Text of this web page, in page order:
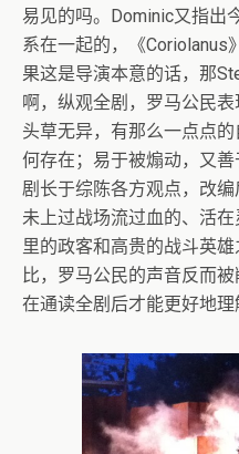
易见的吗。Dominic又指出
系在一起的，《Coriolanus
果这是导演本意的话，那
啊，纵观全剧，罗马公民
头草无异，有那么一点点
何存在；易于被煽动，又
剧长于综陈各方观点，改
未上过战场流过血的、活
里的政客和高贵的战斗英
比，罗马公民的声音反而
在通读全剧后才能更好地理